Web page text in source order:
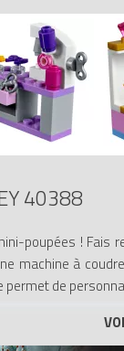
40388
poupées !
machine à
permet de
à construire, y